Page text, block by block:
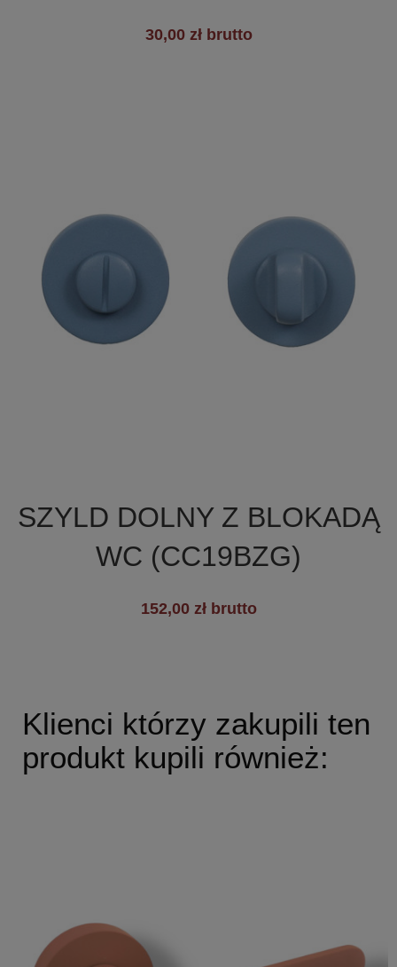
30,00 zł brutto

SZYLD DOLNY Z BLOKADĄ
WC (CC19BZG)
152,00 zł brutto
Klienci którzy zakupili ten
produkt kupili również: